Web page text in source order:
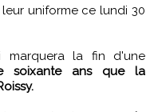
uniforme ce lundi 30
marquera la fin d'une
soixante ans que la